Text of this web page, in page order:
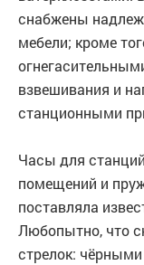
снабжены
мебели; кроме
взвешивания и
станционными
Часы для
помещений и
поставляла
Любопытно, что
стрелок: чёрными